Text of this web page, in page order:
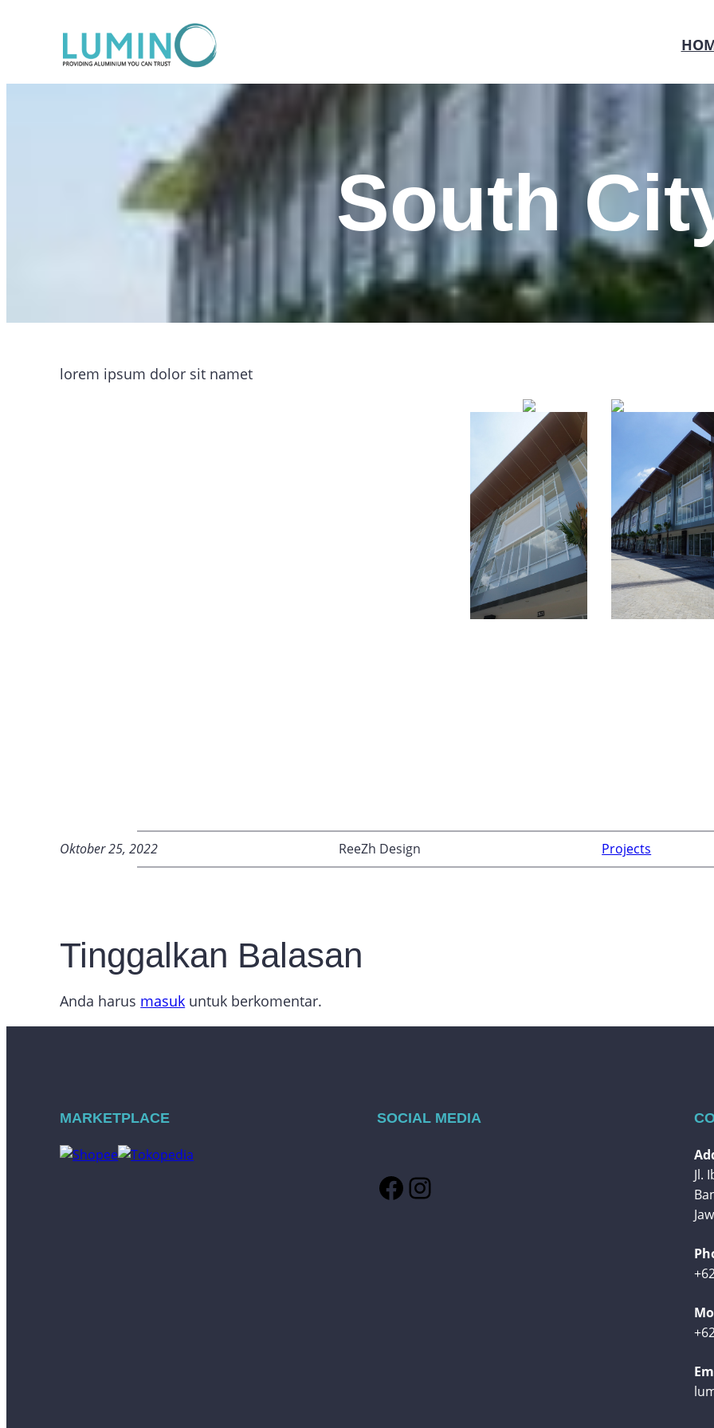
South
lorem ipsum dolor sit namet
Oktober 25, 2022 ReeZh Design Projects
Tinggalkan Balasan
Anda harus masuk untuk berkomentar.
MARKETPLACE SOCIAL MEDIA
Facebook Instagram
Jl.